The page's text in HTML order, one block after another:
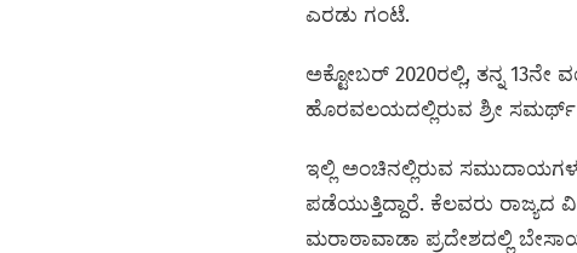
ಎರಡು ಗಂಟೆ.
ಅಕ್ಟೋಬರ್ 2020ರಲ್ಲಿ, ತನ್ನ
ಹೊರವಲಯದಲ್ಲಿರುವ ಶ್ರೀ
ಇಲ್ಲಿ ಅಂಚಿನಲ್ಲಿರುವ ಸಮುದಾಯಗಳ
ಪಡೆಯುತ್ತಿದ್ದಾರೆ. ಕೆಲವರು
ಮರಾಠಾವಾಡಾ ಪ್ರದೇಶದಲ್ಲಿ